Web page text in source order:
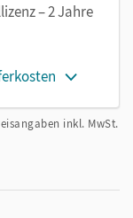
– 2 Jahre
inkl. MwSt.